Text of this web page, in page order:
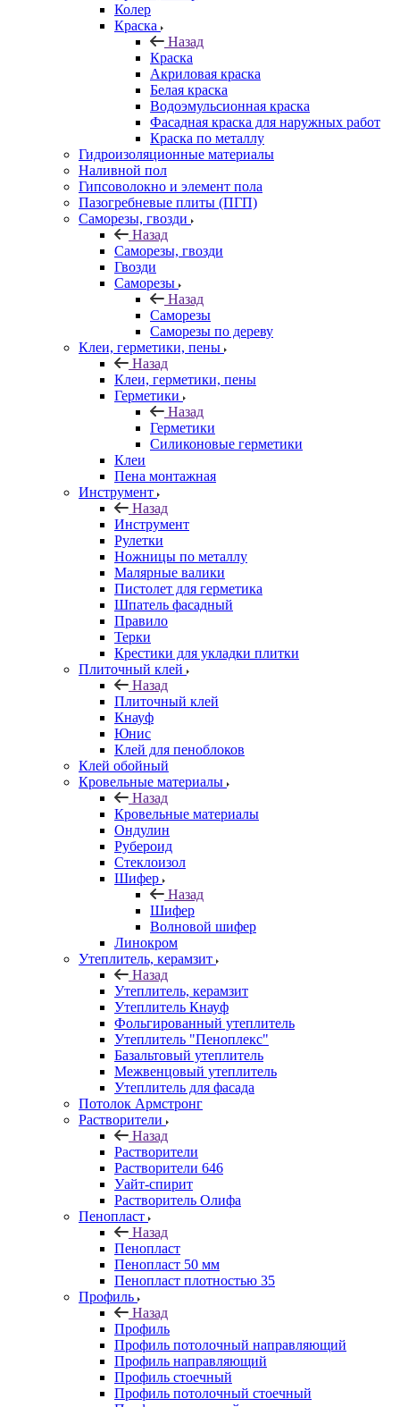
Колер
Краска
Назад
Краска
Акриловая краска
Белая краска
Водоэмульсионная краска
Фасадная краска для наружных работ
Краска по металлу
Гидроизоляционные материалы
Наливной пол
Гипсоволокно и элемент пола
Пазогребневые плиты (ПГП)
Саморезы, гвозди
Назад
Саморезы, гвозди
Гвозди
Саморезы
Назад
Саморезы
Саморезы по дереву
Клеи, герметики, пены
Назад
Клеи, герметики, пены
Герметики
Назад
Герметики
Силиконовые герметики
Клеи
Пена монтажная
Инструмент
Назад
Инструмент
Рулетки
Ножницы по металлу
Малярные валики
Пистолет для герметика
Шпатель фасадный
Правило
Терки
Крестики для укладки плитки
Плиточный клей
Назад
Плиточный клей
Кнауф
Юнис
Клей для пеноблоков
Клей обойный
Кровельные материалы
Назад
Кровельные материалы
Ондулин
Рубероид
Стеклоизол
Шифер
Назад
Шифер
Волновой шифер
Линокром
Утеплитель, керамзит
Назад
Утеплитель, керамзит
Утеплитель Кнауф
Фольгированный утеплитель
Утеплитель "Пеноплекс"
Базальтовый утеплитель
Межвенцовый утеплитель
Утеплитель для фасада
Потолок Армстронг
Растворители
Назад
Растворители
Растворители 646
Уайт-спирит
Растворитель Олифа
Пенопласт
Назад
Пенопласт
Пенопласт 50 мм
Пенопласт плотностью 35
Профиль
Назад
Профиль
Профиль потолочный направляющий
Профиль направляющий
Профиль стоечный
Профиль потолочный стоечный